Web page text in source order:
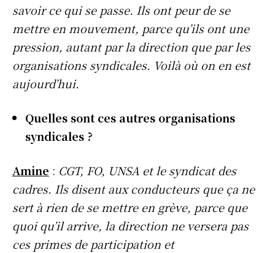
savoir ce qui se passe. Ils ont peur de se
mettre en mouvement, parce qu’ils ont une
pression, autant par la direction que par les
organisations syndicales. Voilà où on en est
aujourd’hui.
Quelles sont ces autres organisations
syndicales ?
Amine : CGT, FO, UNSA et le syndicat des
cadres. Ils disent aux conducteurs que ça ne
sert à rien de se mettre en grève, parce que
quoi qu’il arrive, la direction ne versera pas
ces primes de participation et